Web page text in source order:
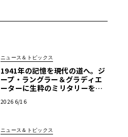
ニュース＆トピックス
1941年の記憶を現代の道へ。ジ
ープ・ラングラー＆グラディエ
ーターに生粋のミリタリーを体
2026 6/16
ニュース＆トピックス